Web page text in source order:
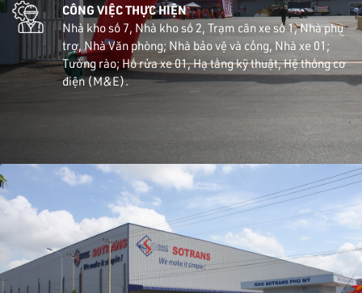
CÔNG VIỆC THỰC HIỆN
Nhà kho số 7, Nhà kho số 2, Trạm cân xe số 1, Nhà phụ
trợ, Nhà Văn phòng; Nhà bảo vệ và cổng, Nhà xe 01;
Tường rào; Hố rửa xe 01, Hạ tầng kỹ thuật, Hệ thống cơ
điện (M&E).